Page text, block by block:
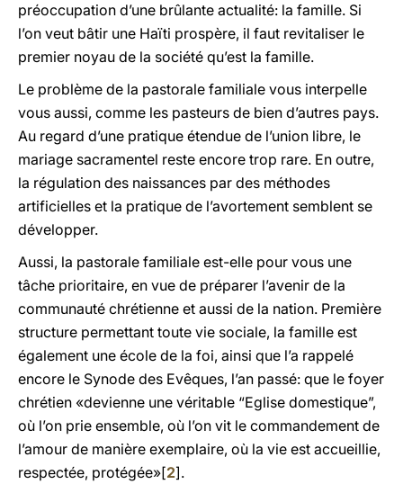
préoccupation d’une brûlante actualité: la famille. Si
l’on veut bâtir une Haïti prospère, il faut revitaliser le
premier noyau de la société qu’est la famille.
Le problème de la pastorale familiale vous interpelle
vous aussi, comme les pasteurs de bien d’autres pays.
Au regard d’une pratique étendue de l’union libre, le
mariage sacramentel reste encore trop rare. En outre,
la régulation des naissances par des méthodes
artificielles et la pratique de l’avortement semblent se
développer.
Aussi, la pastorale familiale est-elle pour vous une
tâche prioritaire, en vue de préparer l’avenir de la
communauté chrétienne et aussi de la nation. Première
structure permettant toute vie sociale, la famille est
également une école de la foi, ainsi que l’a rappelé
encore le Synode des Evêques, l’an passé: que le foyer
chrétien «devienne une véritable “Eglise domestique”,
où l’on prie ensemble, où l’on vit le commandement de
l’amour de manière exemplaire, où la vie est accueillie,
respectée, protégée»[2].